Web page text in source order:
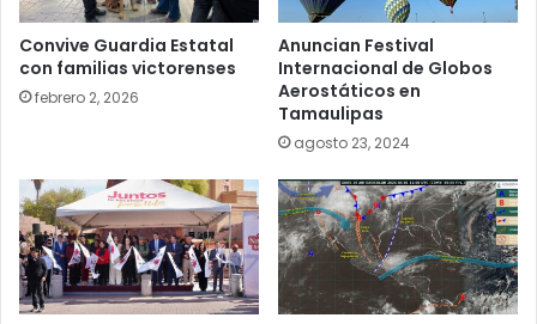
Convive Guardia Estatal
con familias victorenses
febrero 2, 2026
Anuncian Festival
Internacional de Globos
Aerostáticos en
Tamaulipas
agosto 23, 2024